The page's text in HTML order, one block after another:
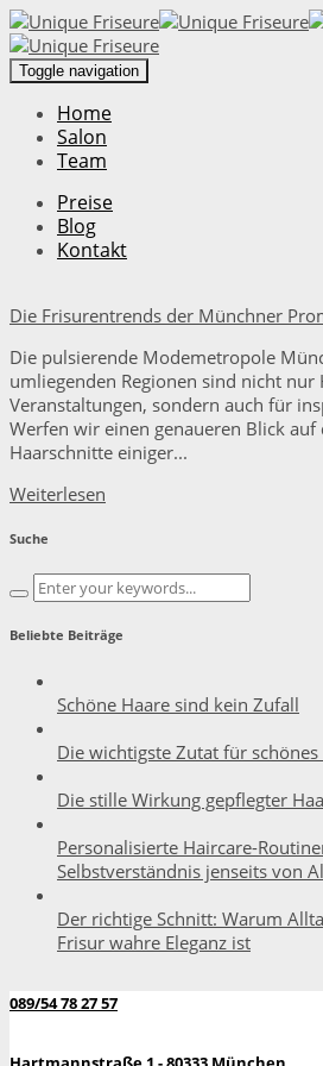
Toggle navigation
Home
Salon
Team
Preise
Blog
Kontakt
Die Frisurentrends der Münchner
Die pulsierende Modemetropole
umliegenden Regionen sind nicht
Veranstaltungen, sondern auch für
Werfen wir einen genaueren Blick auf
Haarschnitte einiger...
Weiterlesen
Suche
Beliebte Beiträge
Schöne Haare sind kein Zufall
Die wichtigste Zutat für schönes
Die stille Wirkung gepflegter
Personalisierte Haircare-
Selbstverständnis jenseits von
Der richtige Schnitt: Warum
Frisur wahre Eleganz ist
089/54 78 27 57